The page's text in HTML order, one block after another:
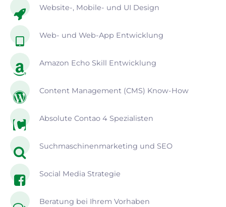
Website-, Mobile- und UI Design
Web- und Web-App Entwicklung
Amazon Echo Skill Entwicklung
Content Management (CMS) Know-How
Absolute Contao 4 Spezialisten
Suchmaschinenmarketing und SEO
Social Media Strategie
Beratung bei Ihrem Vorhaben